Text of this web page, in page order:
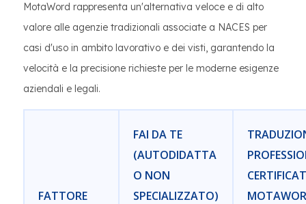
MotaWord rappresenta un'alternativa veloce e di alto
valore alle agenzie tradizionali associate a NACES per
casi d'uso in ambito lavorativo e dei visti, garantendo la
velocità e la precisione richieste per le moderne esigenze
aziendali e legali.
FATTORE
FAI DA TE
(AUTODIDATTA
O NON
SPECIALIZZATO)